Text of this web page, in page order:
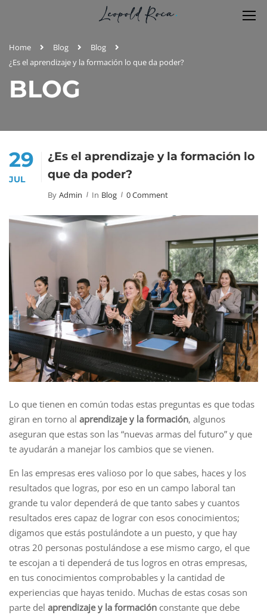
Home Blog
Blog
¿Es el aprendizaje y la formación lo que da poder?
BLOG
29
JUL
¿Es el aprendizaje y la formación lo
que da poder?
By Admin In Blog 0 Comment
Lo que tienen en común todas estas preguntas es que todas
giran en torno al aprendizaje y la formación, algunos
aseguran que estas son las “nuevas armas del futuro” y que
te ayudarán a manejar los cambios que se vienen.
En las empresas eres valioso por lo que sabes, haces y los
resultados que logras, por eso en un campo laboral tan
grande tu valor dependerá de que tanto sabes y cuantos
resultados eres capaz de lograr con esos conocimientos;
digamos que estás postulándote a un puesto, y que hay
otras 20 personas postulándose a ese mismo cargo, el que
te escojan a ti dependerá de tus logros en otras empresas,
en tus conocimientos comprobables y la cantidad de
experiencias que hayas tenido. Muchas de estas cosas son
parte del aprendizaje y la formación constante que debe